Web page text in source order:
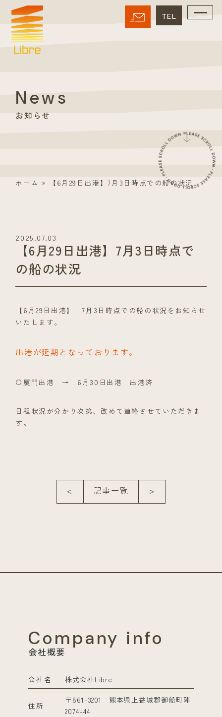
News
お知らせ
ホーム » 【6月29日出港】7月3日時点での船の状況
2025.07.03
【6月29日出港】7月3日時点で
の船の状況
【6月29日出港】 7月3日時点での船の状況をお知らせ
いたします。
出港が延期となっております。
〇厦門出港 → 6月30日出港 出港済
日程状況が分かり次第、改めて連絡させていただきま
す。
< 記事一覧 >
Company info
会社概要
会社名 株式会社Libre
住所
〒861-3201 熊本県上益城郡御船町陣
2074-44